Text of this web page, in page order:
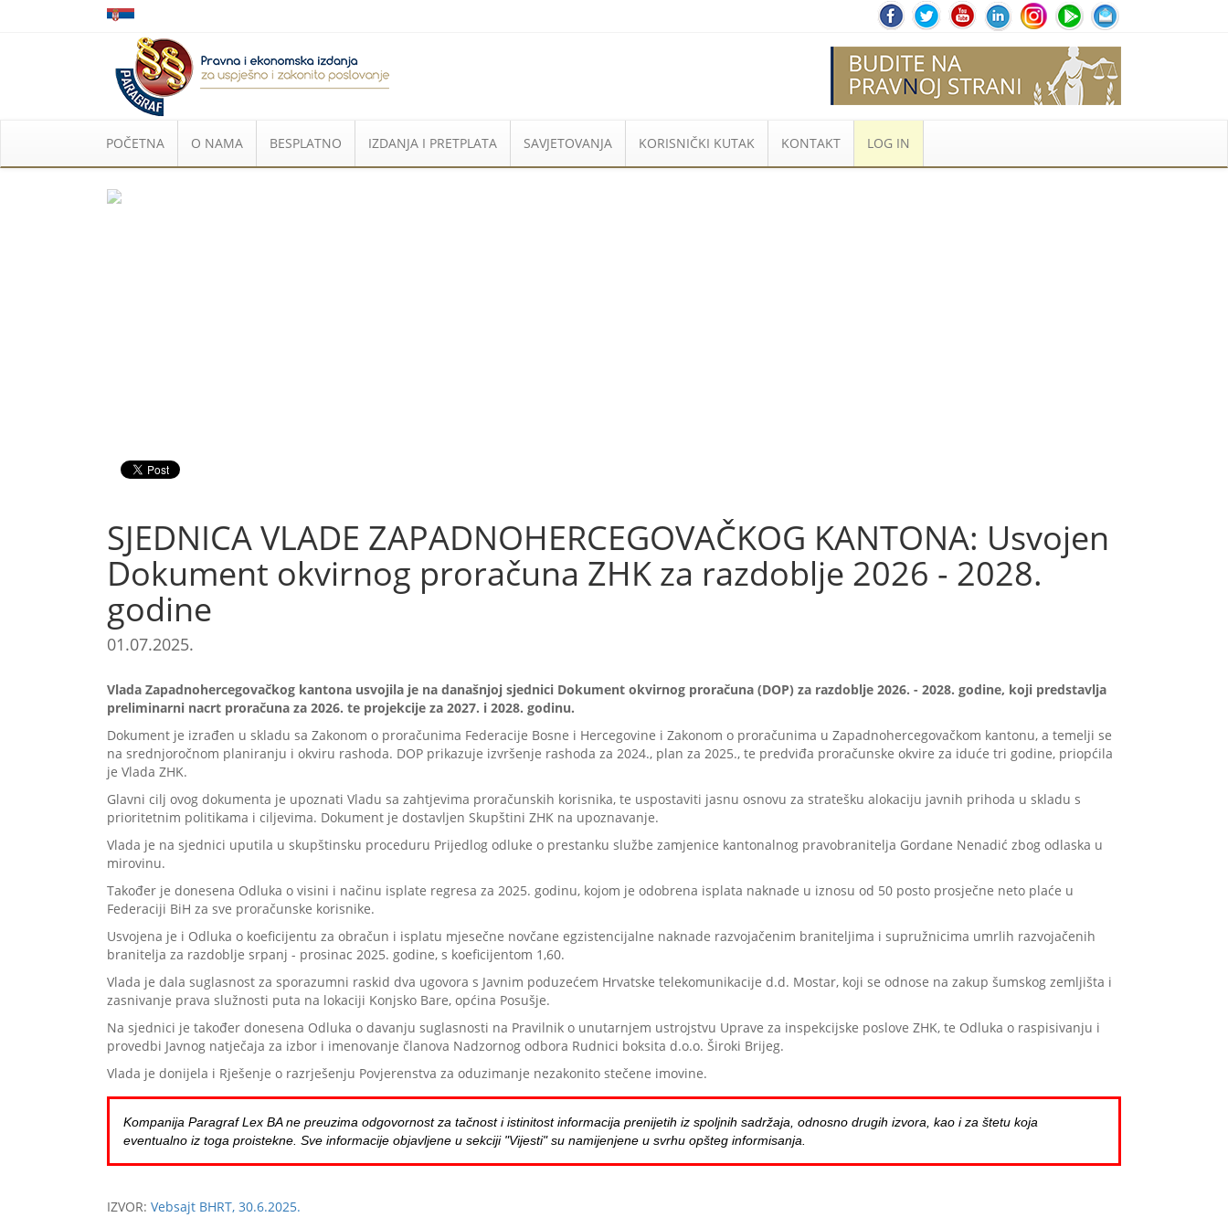
POČETNA O NAMA BESPLATNO IZDANJA I PRETPLATA SAVJETOVANJA KORISNIČKI KUTAK KONTAKT LOG IN
SJEDNICA VLADE ZAPADNOHERCEGOVAČKOG KANTONA: Usvojen
Dokument okvirnog proračuna ZHK za razdoblje 2026 - 2028.
godine
01.07.2025.
Vlada Zapadnohercegovačkog kantona usvojila je na današnjoj sjednici Dokument okvirnog proračuna (DOP) za razdoblje 2026. - 2028. godine, koji predstavlja
preliminarni nacrt proračuna za 2026. te projekcije za 2027. i 2028. godinu.
Dokument je izrađen u skladu sa Zakonom o proračunima Federacije Bosne i Hercegovine i Zakonom o proračunima u Zapadnohercegovačkom kantonu, a temelji se
na srednjoročnom planiranju i okviru rashoda. DOP prikazuje izvršenje rashoda za 2024., plan za 2025., te predviđa proračunske okvire za iduće tri godine, priopćila
je Vlada ZHK.
Glavni cilj ovog dokumenta je upoznati Vladu sa zahtjevima proračunskih korisnika, te uspostaviti jasnu osnovu za stratešku alokaciju javnih prihoda u skladu s
prioritetnim politikama i ciljevima. Dokument je dostavljen Skupštini ZHK na upoznavanje.
Vlada je na sjednici uputila u skupštinsku proceduru Prijedlog odluke o prestanku službe zamjenice kantonalnog pravobranitelja Gordane Nenadić zbog odlaska u
mirovinu.
Također je donesena Odluka o visini i načinu isplate regresa za 2025. godinu, kojom je odobrena isplata naknade u iznosu od 50 posto prosječne neto plaće u
Federaciji BiH za sve proračunske korisnike.
Usvojena je i Odluka o koeficijentu za obračun i isplatu mjesečne novčane egzistencijalne naknade razvojačenim braniteljima i supružnicima umrlih razvojačenih
branitelja za razdoblje srpanj - prosinac 2025. godine, s koeficijentom 1,60.
Vlada je dala suglasnost za sporazumni raskid dva ugovora s Javnim poduzećem Hrvatske telekomunikacije d.d. Mostar, koji se odnose na zakup šumskog zemljišta i
zasnivanje prava služnosti puta na lokaciji Konjsko Bare, općina Posušje.
Na sjednici je također donesena Odluka o davanju suglasnosti na Pravilnik o unutarnjem ustrojstvu Uprave za inspekcijske poslove ZHK, te Odluka o raspisivanju i
provedbi Javnog natječaja za izbor i imenovanje članova Nadzornog odbora Rudnici boksita d.o.o. Široki Brijeg.
Vlada je donijela i Rješenje o razrješenju Povjerenstva za oduzimanje nezakonito stečene imovine.
Kompanija Paragraf Lex BA ne preuzima odgovornost za tačnost i istinitost informacija prenijetih iz spoljnih sadržaja, odnosno drugih izvora, kao i za štetu koja
eventualno iz toga proistekne. Sve informacije objavljene u sekciji "Vijesti" su namijenjene u svrhu opšteg informisanja.
IZVOR: Vebsajt BHRT, 30.6.2025.